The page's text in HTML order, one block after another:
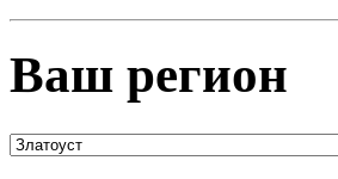
Ваш регион